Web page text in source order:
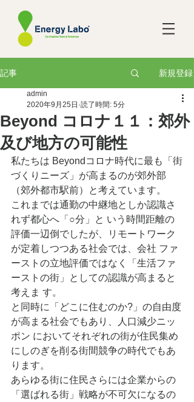
記事 新規登録
Beyond コロナ１１：郊外
及び地方の可能性
admin
2020年9月25日 読了時間: 5分
私たちは Beyondコロナ時代に最も「街
づくりニーズ」が高まるのが郊外部
（郊外都市駅前）と考えています。
これまでは通勤の中継地としか認識さ
れず都心へ「○分」と いう時間距離の
評価一辺倒でしたが、リモートワーク
が定着しつつある社会では、会社 ファ
ーストの立地評価ではなく「生活ファ
ーストの街」としての認識が高まると
考えま す。
と同時に「どこに住むのか?」の自由度
が高まる社会でもあり、人口減少ニッ
ポン においてそれぞれの街が住⺠集め
にしのぎを削る街間競争の時代でもあ
ります。
あらゆる街に住⺠さらには企業からの
「選ばれる街」戦略が不可欠になるの